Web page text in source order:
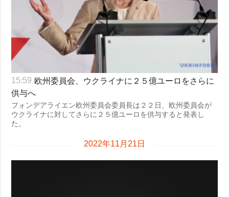
15:59 欧州委員会、ウクライナに２５億ユーロをさらに
供与へ
フォンデアライエン欧州委員会委員長は２２日、欧州委員会が
ウクライナに対してさらに２５億ユーロを供与すると発表し
た。
2022年11月21日